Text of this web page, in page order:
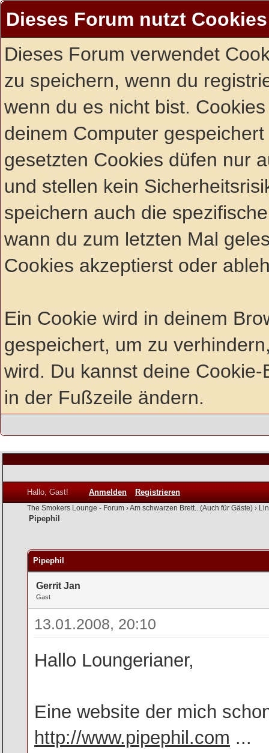
Dieses Forum nutzt Cookies
Dieses Forum verwendet
zu speichern, wenn du
wenn du es nicht bist.
deinem Computer
gesetzten Cookies düfen nur
und stellen kein
speichern auch die
wann du zum letzten Mal
Cookies akzeptierst oder
Ein Cookie wird in deinem
gespeichert, um zu
wird. Du kannst deine
in der Fußzeile ändern.
Hallo, Gast! Anmelden Registrieren
The Smokers Lounge - Forum ›Am schwarzen Brett...(Auch für Gäste) ›
Pipephil
Pipephil
Gerrit Jan
Gast
13.01.2008, 20:10
Hallo Loungerianer,
Eine website der mich
http://www.pipephil.com ...